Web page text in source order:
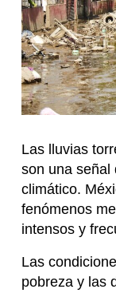
Las lluvias
son una señal
climático.
fenómenos
intensos y
Las
pobreza y las